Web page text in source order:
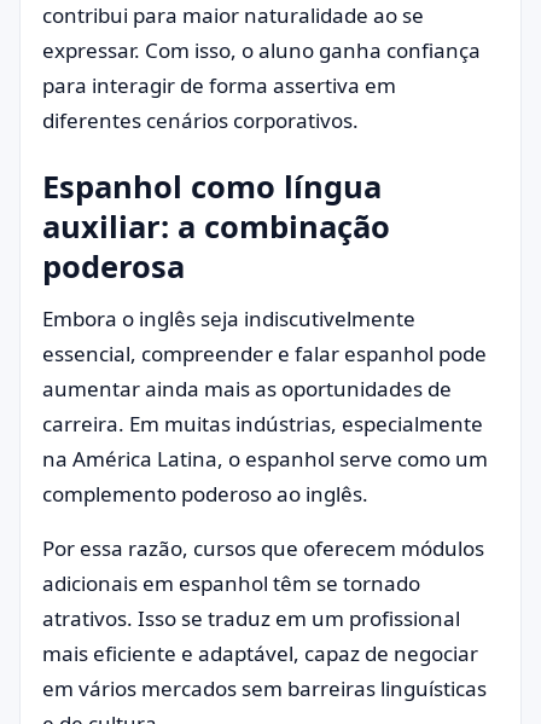
contribui para maior naturalidade ao se
expressar. Com isso, o aluno ganha confiança
para interagir de forma assertiva em
diferentes cenários corporativos.
Espanhol como língua
auxiliar: a combinação
poderosa
Embora o inglês seja indiscutivelmente
essencial, compreender e falar espanhol pode
aumentar ainda mais as oportunidades de
carreira. Em muitas indústrias, especialmente
na América Latina, o espanhol serve como um
complemento poderoso ao inglês.
Por essa razão, cursos que oferecem módulos
adicionais em espanhol têm se tornado
atrativos. Isso se traduz em um profissional
mais eficiente e adaptável, capaz de negociar
em vários mercados sem barreiras linguísticas